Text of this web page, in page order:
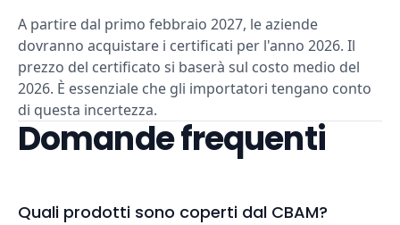
A partire dal primo febbraio 2027, le aziende
dovranno acquistare i certificati per l'anno 2026. Il
prezzo del certificato si baserà sul costo medio del
2026. È essenziale che gli importatori tengano conto
di questa incertezza.
Domande frequenti
Quali prodotti sono coperti dal CBAM?